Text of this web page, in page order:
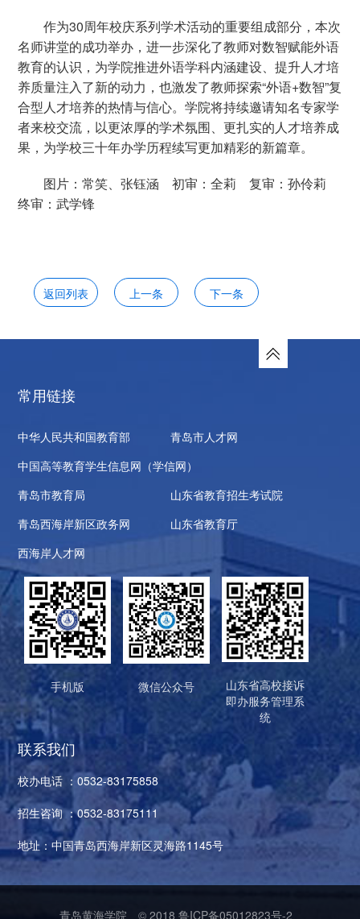
作为30周年校庆系列学术活动的重要组成部分，本次
名师讲堂的成功举办，进一步深化了教师对数智赋能外语
教育的认识，为学院推进外语学科内涵建设、提升人才培
养质量注入了新的动力，也激发了教师探索“外语+数智”复
合型人才培养的热情与信心。学院将持续邀请知名专家学
者来校交流，以更浓厚的学术氛围、更扎实的人才培养成
果，为学校三十年办学历程续写更加精彩的新篇章。
图片：常笑、张钰涵 初审：全莉 复审：孙伶莉
终审：武学锋
返回列表 上一条 下一条
常用链接
中华人民共和国教育部
青岛市人才网
中国高等教育学生信息网（学信网）
青岛市教育局
山东省教育招生考试院
青岛西海岸新区政务网
山东省教育厅
西海岸人才网
手机版 微信公众号
山东省高校接诉
即办服务管理系
统
联系我们
校办电话 ：0532-83175858
招生咨询 ：0532-83175111
地址：中国青岛西海岸新区灵海路1145号
青岛黄海学院 © 2018 鲁ICP备05012823号-2